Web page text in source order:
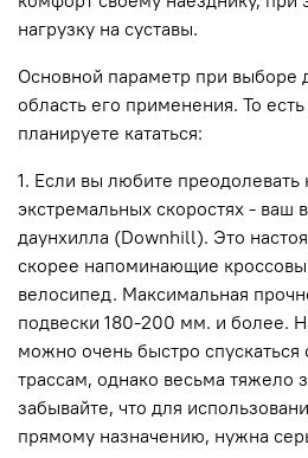
нагрузку на суставы.
Основной параметр при выборе
область его применения. То
планируете кататься:
1. Если вы любите преодолевать
экстремальных скоростях - ваш
даунхилла (Downhill). Это
скорее напоминающие
велосипед. Максимальная
подвески 180-200 мм. и более.
можно очень быстро
трассам, однако весьма тяжело
забывайте, что для
прямому назначению, нужна